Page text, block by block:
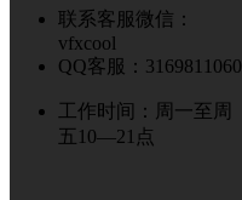
联系客服微信：
vfxcool
QQ客服：3169811060
工作时间：周一至周
五10—21点